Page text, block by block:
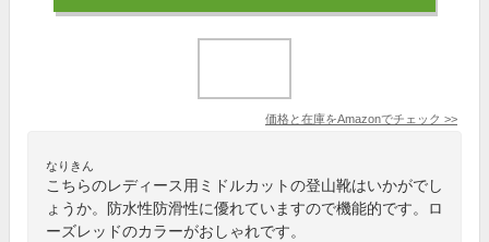
価格と在庫をAmazonでチェック >>
なりきん
こちらのレディース用ミドルカットの登山靴はいかがでし
ょうか。防水性防滑性に優れていますので機能的です。ロ
ーズレッドのカラーがおしゃれです。